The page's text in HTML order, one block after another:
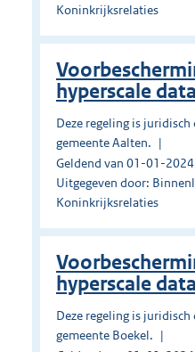
Koninkrijksrelaties
hyperscale
Deze regeling is
gemeente Aalten.
Geldend van 01-01-
Uitgegeven door:
Koninkrijksrelaties
hyperscale
Deze regeling is
gemeente Boekel.